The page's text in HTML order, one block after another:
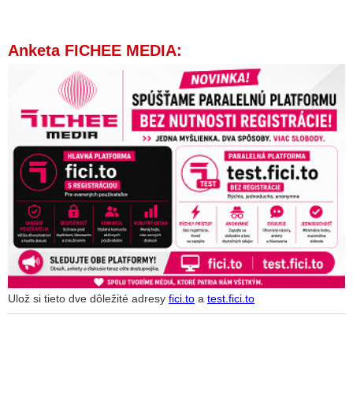
Anketa FICHEE MEDIA:
Ulož si tieto dve dôležité adresy fici.to a test.fici.to